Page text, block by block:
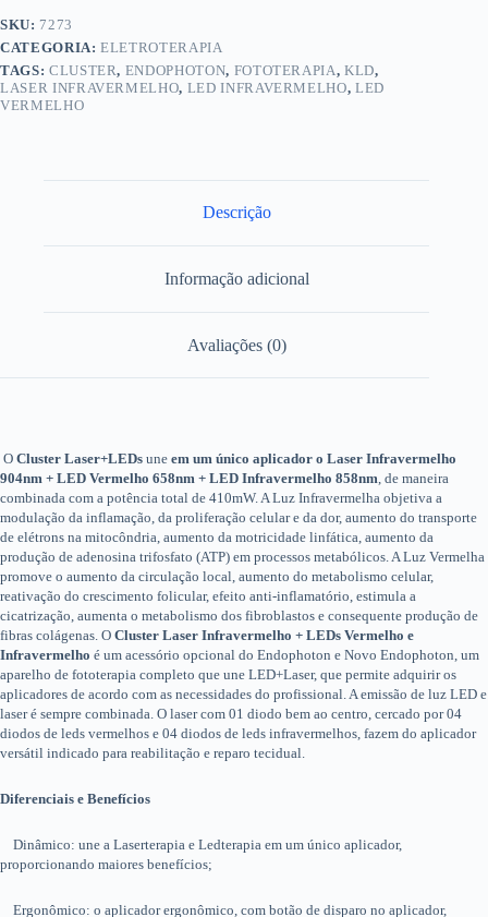
LED
Infravermelho
858nm
+
Laser
SKU: 7273
CATEGORIA:ELETROTERAPIA
TAGS: CLUSTER, ENDOPHOTON, FOTOTERAPIA,KLD,
LASER INFRAVERMELHO, LED INFRAVERMELHO,LED
VERMELHO
Descrição
Informação adicional
Avaliações (0)
O Cluster Laser+LEDs une em um único aplicador o Laser Infravermelho
904nm + LED Vermelho 658nm + LED Infravermelho 858nm, de maneira
combinada com a potência total de 410mW. A Luz Infravermelha objetiva a
modulação da inflamação, da proliferação celular e da dor, aumento do transporte
de elétrons na mitocôndria, aumento da motricidade linfática, aumento da
produção de adenosina trifosfato (ATP) em processos metabólicos. A Luz Vermelha
promove o aumento da circulação local, aumento do metabolismo celular,
reativação do crescimento folicular, efeito anti-inflamatório, estimula a
cicatrização, aumenta o metabolismo dos fibroblastos e consequente produção de
fibras colágenas. O Cluster Laser Infravermelho + LEDs Vermelho e
Infravermelho é um acessório opcional do Endophoton e Novo Endophoton, um
aparelho de fototerapia completo que une LED+Laser, que permite adquirir os
aplicadores de acordo com as necessidades do profissional. A emissão de luz LED e
laser é sempre combinada. O laser com 01 diodo bem ao centro, cercado por 04
diodos de leds vermelhos e 04 diodos de leds infravermelhos, fazem do aplicador
versátil indicado para reabilitação e reparo tecidual.
Diferenciais e Benefícios
Dinâmico: une a Laserterapia e Ledterapia em um único aplicador,
proporcionando maiores benefícios;
Ergonômico: o aplicador ergonômico, com botão de disparo no aplicador,